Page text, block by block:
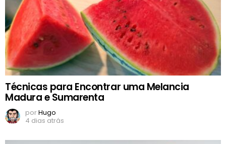
Técnicas para Encontrar uma Melancia
Madura e Sumarenta
porHugo
4 dias atrás